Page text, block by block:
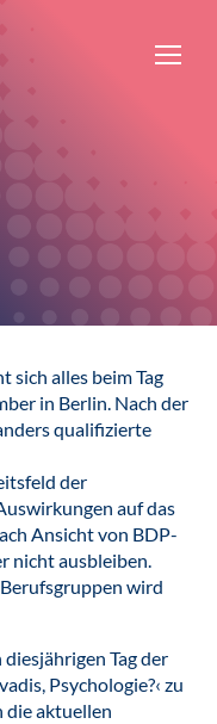
sich alles beim Tag
in Berlin. Nach der
qualifizierte
der
auf das
Ansicht von BDP-
nicht ausbleiben.
wird
Tag der
Psychologie?‹ zu
die aktuellen